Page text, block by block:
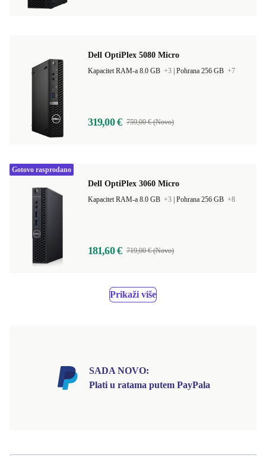
Dell OptiPlex 5080 Micro
Kapacitet RAM-a 8.0 GB +3 Pohrana 256 GB +7
319,00 € 759,00 € (Novo)
Dell OptiPlex 3060 Micro
Kapacitet RAM-a 8.0 GB +3 Pohrana 256 GB +8
181,60 € 719,00 € (Novo)
Gotovo rasprodano
Prikaži više
SADA NOVO:
Plati u ratama putem PayPala